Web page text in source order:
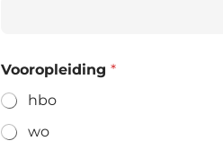
Vooropleiding *
hbo
wo